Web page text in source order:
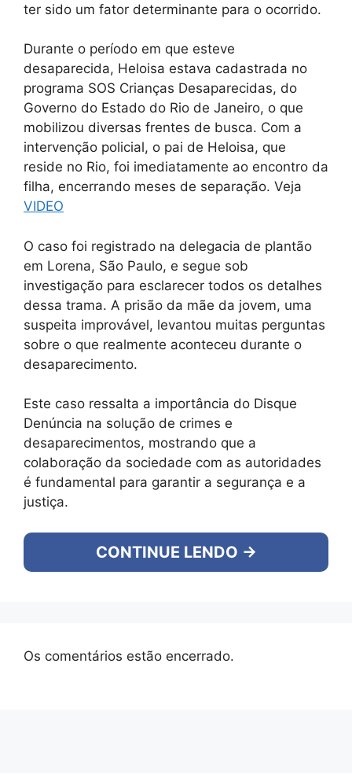
ter sido um fator determinante para o ocorrido.
Durante o período em que esteve
desaparecida, Heloisa estava cadastrada no
programa SOS Crianças Desaparecidas, do
Governo do Estado do Rio de Janeiro, o que
mobilizou diversas frentes de busca. Com a
intervenção policial, o pai de Heloisa, que
reside no Rio, foi imediatamente ao encontro da
filha, encerrando meses de separação. Veja
VIDEO
O caso foi registrado na delegacia de plantão
em Lorena, São Paulo, e segue sob
investigação para esclarecer todos os detalhes
dessa trama. A prisão da mãe da jovem, uma
suspeita improvável, levantou muitas perguntas
sobre o que realmente aconteceu durante o
desaparecimento.
Este caso ressalta a importância do Disque
Denúncia na solução de crimes e
desaparecimentos, mostrando que a
colaboração da sociedade com as autoridades
é fundamental para garantir a segurança e a
justiça.
CONTINUE LENDO →
Os comentários estão encerrado.